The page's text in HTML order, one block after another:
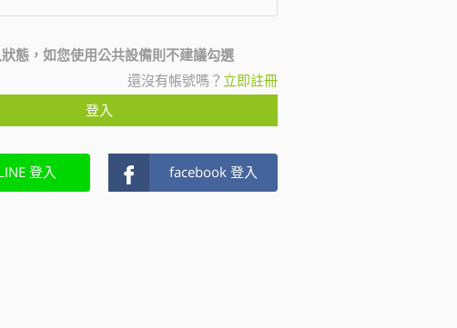
態，如您使用公共設備則不建議勾選
還沒有帳號嗎？ 立即註冊
登入
登入 facebook 登入